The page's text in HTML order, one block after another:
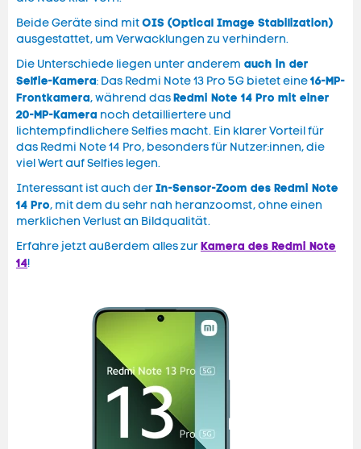
Beide Geräte sind mitOIS (Optical Image Stabilization)
ausgestattet, um Verwacklungen zu verhindern.
Die Unterschiede liegen unter anderem auch in der
Selfie-Kamera: Das Redmi Note 13 Pro 5G bietet eine16-MP-
Frontkamera, während dasRedmi Note 14 Pro mit einer
20-MP-Kamera noch detailliertere und
lichtempfindlichere Selfies macht. Ein klarer Vorteil für
das Redmi Note 14 Pro, besonders für Nutzer:innen, die
viel Wert auf Selfies legen.
Interessant ist auch derIn-Sensor-Zoom des Redmi Note
14 Pro, mit dem du sehr nah heranzoomst, ohne einen
merklichen Verlust an Bildqualität.
Erfahre jetzt außerdem alles zurKamera des Redmi Note
14!